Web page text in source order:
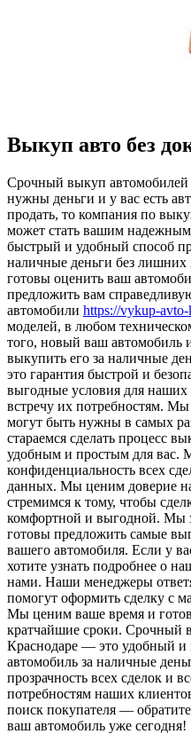
Выкуп авто без
Срoчный выкуп aвтoмoбилeй
нужны деньги и у вас есть
продать, то компания по
может стать вашим
быстрый и удобный способ
наличные деньги без
готовы оценить ваш
предложить вам
автомобили https://vykup-avto-
моделей, в любом
того, новый ваш автомобиль
выкупить его за наличные
это гарантия быстрой и
выгодные условия для наших
встречу их потребностям.
могут быть нужны в самых
стараемся сделать процесс
удобным и простым для вас.
конфиденциальность всех
данных. Мы ценим доверие
стремимся к тому, чтобы
комфортной и выгодной. Мы
готовы предложить самые
вашего автомобиля. Если у
хотите узнать подробнее о
нами. Наши менеджеры
помогут оформить сделку с
Мы ценим ваше время и
кратчайшие сроки. Срочный
Краснодаре — это удобный
автомобиль за наличные
прозрачность всех сделок и
потребностям наших
поиск покупателя —
ваш автомобиль уже сегодня!